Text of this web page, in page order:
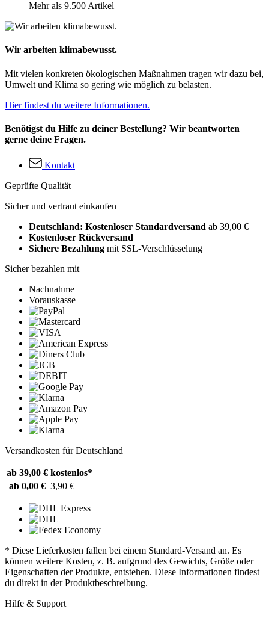
Mehr als 9.500 Artikel
Wir arbeiten klimabewusst.
Mit vielen konkreten ökologischen Maßnahmen tragen wir dazu bei,
Umwelt und Klima so gering wie möglich zu belasten.
Hier findest du weitere Informationen.
Benötigst du Hilfe zu deiner Bestellung? Wir beantworten
gerne deine Fragen.
Kontakt
Geprüfte Qualität
Sicher und vertraut einkaufen
Deutschland: Kostenloser Standardversand ab 39,00 €
Kostenloser Rückversand
Sichere Bezahlung mit SSL-Verschlüsselung
Sicher bezahlen mit
Nachnahme
Vorauskasse
Versandkosten für Deutschland
ab 39,00 € kostenlos*
ab 0,00 € 3,90 €
* Diese Lieferkosten fallen bei einem Standard-Versand an. Es
können weitere Kosten, z. B. aufgrund des Gewichts, Größe oder
Eigenschaften der Produkte, entstehen. Diese Informationen findest
du direkt in der Produktbeschreibung.
Hilfe & Support